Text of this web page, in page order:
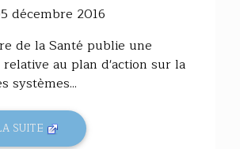
décembre 2016
de la Santé publie une
au plan d'action sur la
systèmes...
SUITE